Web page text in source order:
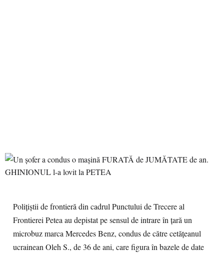
Poliţiştii de frontieră din cadrul Punctului de Trecere al
Frontierei Petea au depistat pe sensul de intrare în ţară un
microbuz marca Mercedes Benz, condus de către cetăţeanul
ucrainean Oleh S., de 36 de ani, care figura în bazele de date